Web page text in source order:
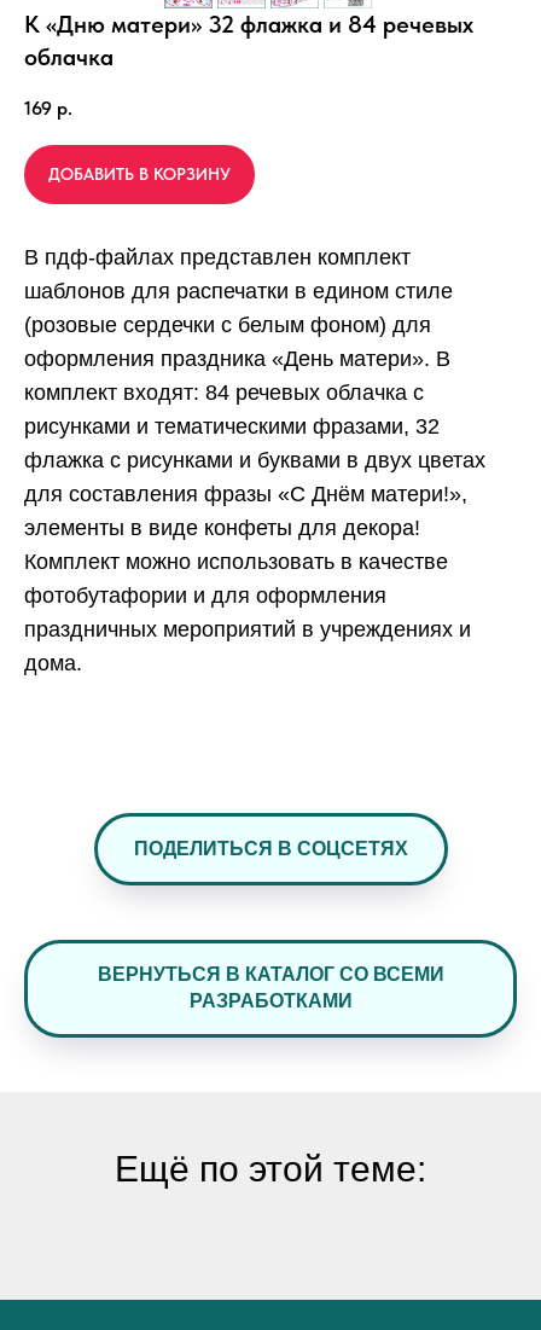
К «Дню матери» 32 флажка и 84 речевых
облачка
169 р.
ДОБАВИТЬ В КОРЗИНУ
В пдф-файлах представлен комплект
шаблонов для распечатки в едином стиле
(розовые сердечки с белым фоном) для
оформления праздника «День матери». В
комплект входят: 84 речевых облачка с
рисунками и тематическими фразами, 32
флажка с рисунками и буквами в двух цветах
для составления фразы «С Днём матери!»,
элементы в виде конфеты для декора!
Комплект можно использовать в качестве
фотобутафории и для оформления
праздничных мероприятий в учреждениях и
дома.
ПОДЕЛИТЬСЯ В СОЦСЕТЯХ
ВЕРНУТЬСЯ В КАТАЛОГ СО ВСЕМИ
РАЗРАБОТКАМИ
Ещё по этой теме: